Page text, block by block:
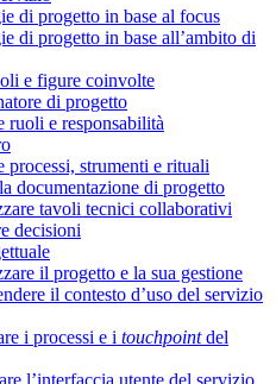
di progetto in base al focus
di progetto in base all’ambito di
e figure coinvolte
di progetto
ruoli e responsabilità
processi, strumenti e rituali
documentazione di progetto
tavoli tecnici collaborativi
decisioni
il progetto e la sua gestione
il contesto d’uso del servizio
i processi e i touchpointdel
l’interfaccia utente del servizio